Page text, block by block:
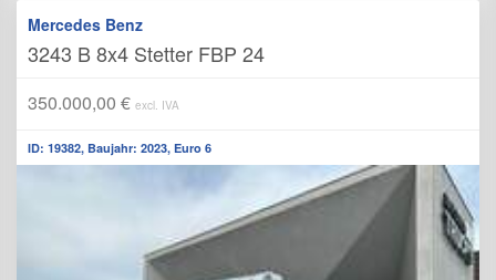
Mercedes Benz
3243 B 8x4 Stetter FBP 24
350.000,00 € excl. IVA
ID: 19382, Baujahr: 2023, Euro 6